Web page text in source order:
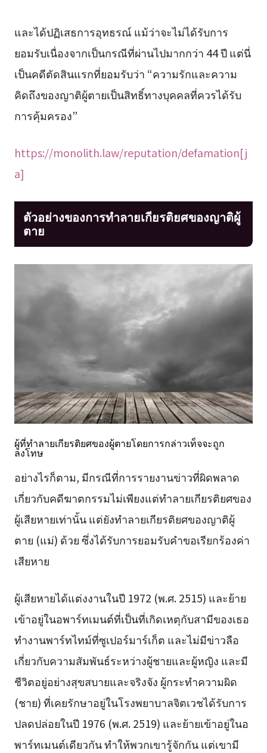
และได้ปฏิเสธการอุทธรณ์ แม้ว่าจะไม่ได้รับการ
ยอมรับเนื่องจากเป็นกรณีที่ผ่านไปมากกว่า 44 ปี แต่นี่
เป็นคดีตัดสินแรกที่ยอมรับว่า “ความรักและความ
คิดถึงของญาติผู้ตายเป็นสิทธิ์ทางบุคคลที่ควรได้รับ
การคุ้มครอง”
https://monolith.law/reputation/defamation[j
a]
ตัวอย่างของการทำลายเกียรติยศของญาติผู้
ตาย
ผู้ที่ทำลายเกียรติยศของผู้ตายโดยการกล่าวเท็จจะถูก
ลงโทษ
อย่างไรก็ตาม, มีกรณีที่การรายงานข่าวที่ผิดพลาด
เกี่ยวกับคดีฆาตกรรมไม่เพียงแต่ทำลายเกียรติยศของ
ผู้เสียหายเท่านั้น แต่ยังทำลายเกียรติยศของญาติผู้
ตาย (แม่) ด้วย ซึ่งได้รับการยอมรับคำขอเรียกร้องค่า
เสียหาย
ผู้เสียหายได้แต่งงานในปี 1972 (พ.ศ. 2515) และย้าย
เข้าอยู่ในอพาร์ทเมนต์ที่เป็นที่เกิดเหตุกับสามีของเธอ
ทำงานพาร์ทไทม์ที่ซูเปอร์มาร์เก็ต และไม่มีข่าวลือ
เกี่ยวกับความสัมพันธ์ระหว่างผู้ชายและผู้หญิง และมี
ชีวิตอยู่อย่างสุขสบายและจริงจัง ผู้กระทำความผิด
(ชาย) ที่เคยรักษาอยู่ในโรงพยาบาลจิตเวชได้รับการ
ปลดปล่อยในปี 1976 (พ.ศ. 2519) และย้ายเข้าอยู่ในอ
พาร์ทเมนต์เดียวกัน ทำให้พวกเขารู้จักกัน แต่เขามี